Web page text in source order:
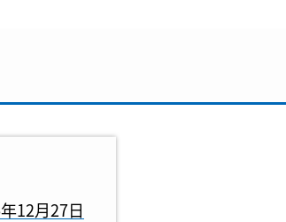
12月27日